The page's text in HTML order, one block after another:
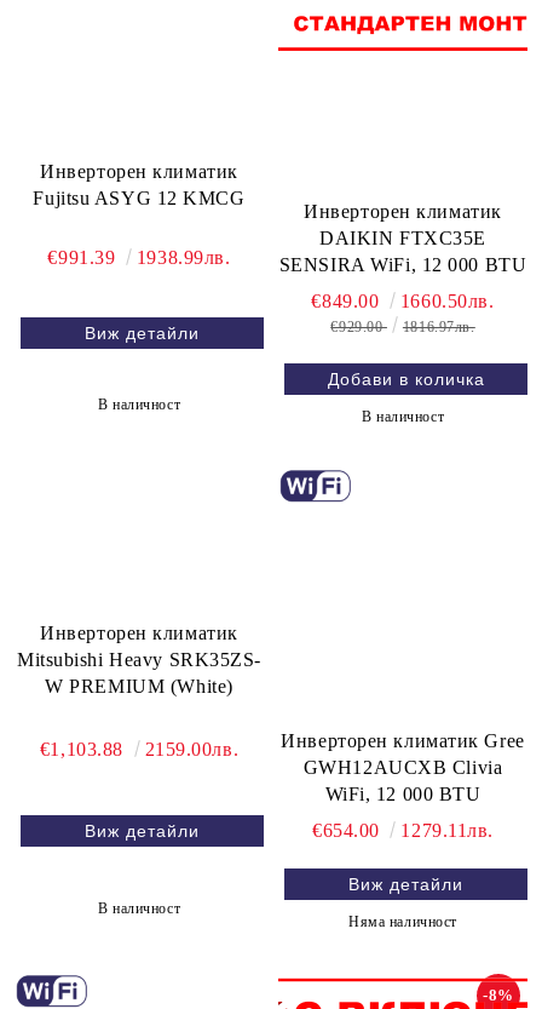
Инверторен климатик
Fujitsu ASYG 12 KMCG
€991.39 1938.99лв.
Виж детайли
В наличност
Инверторен климатик
DAIKIN FTXC35E
SENSIRA WiFi, 12 000 BTU
€849.00 1660.50лв.
€929.00 1816.97лв.
В наличност
Инверторен климатик
Mitsubishi Heavy SRK35ZS-
W PREMIUM (White)
€1,103.88 2159.00лв.
Виж детайли
В наличност
Инверторен климатик Gree
GWH12AUCXB Clivia
WiFi, 12 000 BTU
€654.00
1279.11лв.
Виж детайли
Няма наличност
-8%